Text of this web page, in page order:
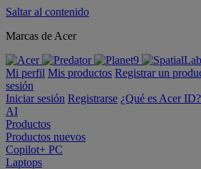
Saltar al contenido
Marcas de Acer
Mi perfil Mis productos Registrar un
sesión
Iniciar sesión Registrarse ¿Qué es Acer ID?
AI
Productos
Productos nuevos
Copilot+ PC
Laptops